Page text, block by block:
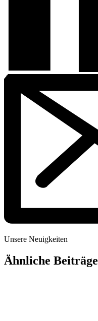
Unsere Neuigkeiten
Ähnliche Beiträge